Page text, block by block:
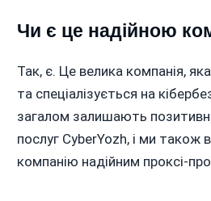
Чи є це надійною
Так, є. Це велика компанія,
та спеціалізується на
загалом залишають позитивні
послуг CyberYozh, і ми
компанію надійним проксі-